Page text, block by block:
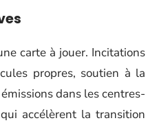
carte à jouer. Incitations
propres, soutien à la
dans les centres-
accélèrent la transition